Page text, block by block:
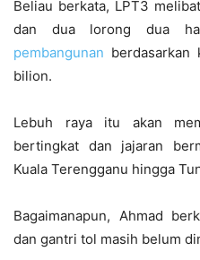
Beliau berkata, LPT3
dan dua lorong dua
pembangunan berdasarkan
bilion.
Lebuh raya itu akan
bertingkat dan jajaran
Kuala Terengganu hingga
Bagaimanapun, Ahmad
dan gantri tol masih belum